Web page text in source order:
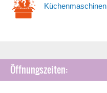
Küchenmaschinen
Öffnungszeiten: